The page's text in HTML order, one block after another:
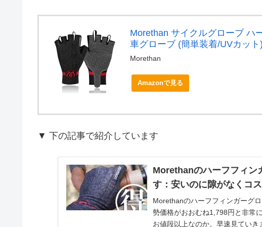
Morethan サイクルグローブ ハ
車グローブ (簡単装着/UVカッ
Morethan
Amazonで見る
▼ 下の記事で紹介しています
Morethanのハーフフィン
す：安いのに隙がなくコ
Morethanのハーフフィンガーグ
勢価格がおおむね1,798円と非常
お値段以上なのか。早速見ていき